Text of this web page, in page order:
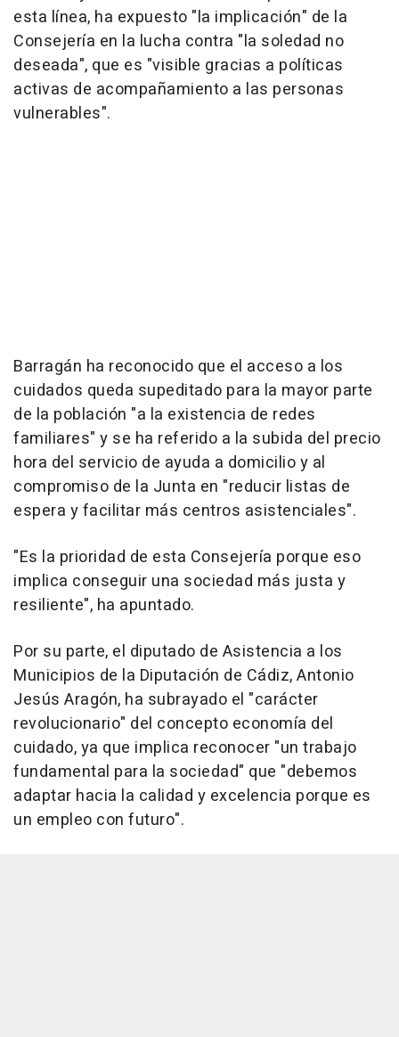
esta línea, ha expuesto "la implicación" de la
Consejería en la lucha contra "la soledad no
deseada", que es "visible gracias a políticas
activas de acompañamiento a las personas
vulnerables".
Barragán ha reconocido que el acceso a los
cuidados queda supeditado para la mayor parte
de la población "a la existencia de redes
familiares" y se ha referido a la subida del precio
hora del servicio de ayuda a domicilio y al
compromiso de la Junta en "reducir listas de
espera y facilitar más centros asistenciales".
"Es la prioridad de esta Consejería porque eso
implica conseguir una sociedad más justa y
resiliente", ha apuntado.
Por su parte, el diputado de Asistencia a los
Municipios de la Diputación de Cádiz, Antonio
Jesús Aragón, ha subrayado el "carácter
revolucionario" del concepto economía del
cuidado, ya que implica reconocer "un trabajo
fundamental para la sociedad" que "debemos
adaptar hacia la calidad y excelencia porque es
un empleo con futuro".